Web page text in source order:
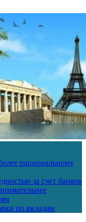
рациональному
за счет банков
по вкладам